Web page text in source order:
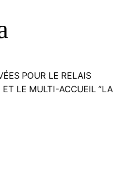
POUR LE RELAIS
ET LE MULTI-ACCUEIL ”LA